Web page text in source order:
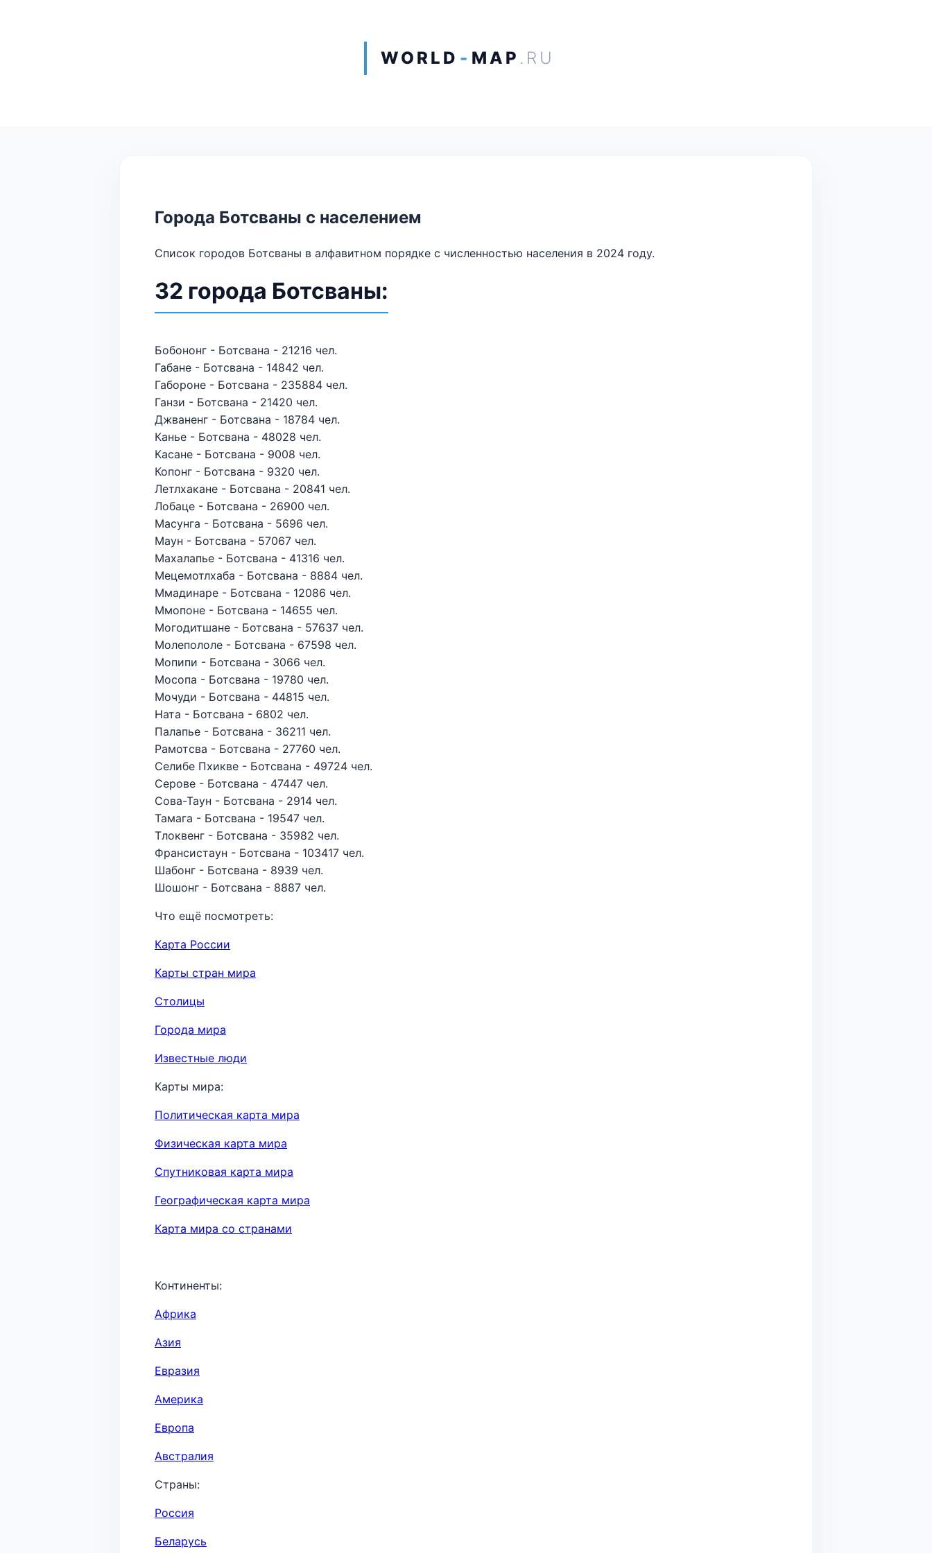
WORLD - MAP .RU
Города Ботсваны с населением
Список городов Ботсваны в алфавитном порядке с численностью населения в 2024 году.
32 города Ботсваны:
Бобононг - Ботсвана - 21216 чел.
Габане - Ботсвана - 14842 чел.
Габороне - Ботсвана - 235884 чел.
Ганзи - Ботсвана - 21420 чел.
Джваненг - Ботсвана - 18784 чел.
Канье - Ботсвана - 48028 чел.
Касане - Ботсвана - 9008 чел.
Копонг - Ботсвана - 9320 чел.
Летлхакане - Ботсвана - 20841 чел.
Лобаце - Ботсвана - 26900 чел.
Масунга - Ботсвана - 5696 чел.
Маун - Ботсвана - 57067 чел.
Махалапье - Ботсвана - 41316 чел.
Мецемотлхаба - Ботсвана - 8884 чел.
Ммадинаре - Ботсвана - 12086 чел.
Ммопоне - Ботсвана - 14655 чел.
Могодитшане - Ботсвана - 57637 чел.
Молепололе - Ботсвана - 67598 чел.
Мопипи - Ботсвана - 3066 чел.
Мосопа - Ботсвана - 19780 чел.
Мочуди - Ботсвана - 44815 чел.
Ната - Ботсвана - 6802 чел.
Палапье - Ботсвана - 36211 чел.
Рамотсва - Ботсвана - 27760 чел.
Селибе Пхикве - Ботсвана - 49724 чел.
Серове - Ботсвана - 47447 чел.
Сова-Таун - Ботсвана - 2914 чел.
Тамага - Ботсвана - 19547 чел.
Тлоквенг - Ботсвана - 35982 чел.
Франсистаун - Ботсвана - 103417 чел.
Шабонг - Ботсвана - 8939 чел.
Шошонг - Ботсвана - 8887 чел.
Что ещё посмотреть:
Карта России
Карты стран мира
Столицы
Города мира
Известные люди
Карты мира:
Политическая карта мира
Физическая карта мира
Спутниковая карта мира
Географическая карта мира
Карта мира со странами
Континенты:
Африка
Азия
Евразия
Америка
Европа
Австралия
Страны:
Россия
Беларусь